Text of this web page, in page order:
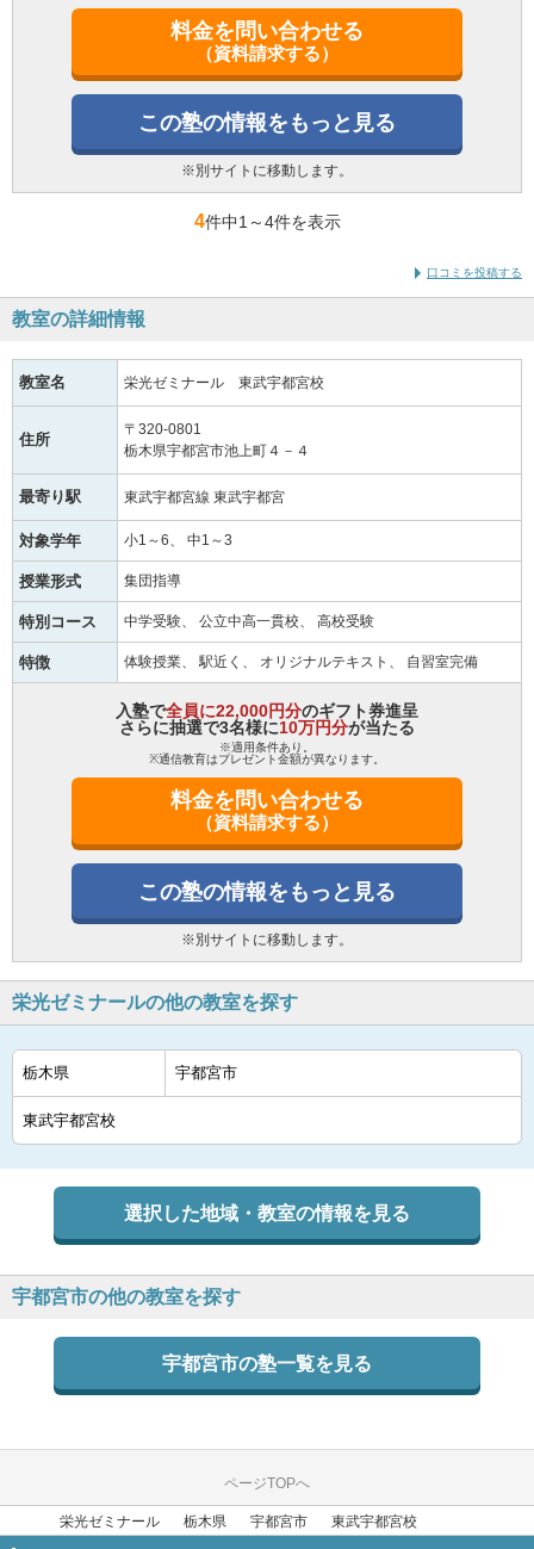
料金を問い合わせる
（資料請求する）
この塾の情報をもっと見る
※別サイトに移動します。
4件中1 ～4件を表示
口コミを投稿する
教室の詳細情報
教室名 栄光ゼミナール 東武宇都宮校
住所
〒320-0801
栃木県宇都宮市池上町４－４
最寄り駅 東武宇都宮線 東武宇都宮
対象学年 小1～6 中1～3
授業形式 集団指導
特別コース 中学受験 公立中高一貫校 高校受験
特徴 体験授業 駅近く オリジナルテキスト 自習室完備
入塾で全員に22,000円分のギフト券進呈
さらに抽選で3名様に10万円分が当たる
※適用条件あり。
※通信教育はプレゼント金額が異なります。
料金を問い合わせる
（資料請求する）
この塾の情報をもっと見る
※別サイトに移動します。
栄光ゼミナールの他の教室を探す
選択した地域・教室の情報を見る
宇都宮市の他の教室を探す
宇都宮市の塾一覧を見る
ページTOPへ
栄光ゼミナール 栃木県 宇都宮市 東武宇都宮校